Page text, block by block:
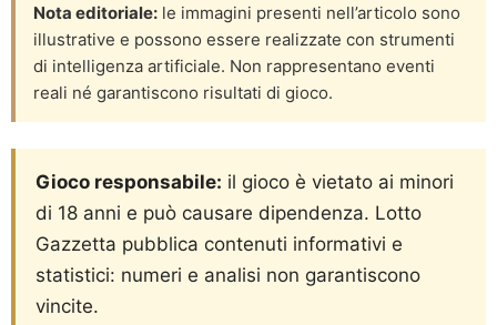
Nota editoriale: le immagini presenti nell’articolo sono
illustrative e possono essere realizzate con strumenti
di intelligenza artificiale. Non rappresentano eventi
reali né garantiscono risultati di gioco.
Gioco responsabile: il gioco è vietato ai minori
di 18 anni e può causare dipendenza. Lotto
Gazzetta pubblica contenuti informativi e
statistici: numeri e analisi non garantiscono
vincite.